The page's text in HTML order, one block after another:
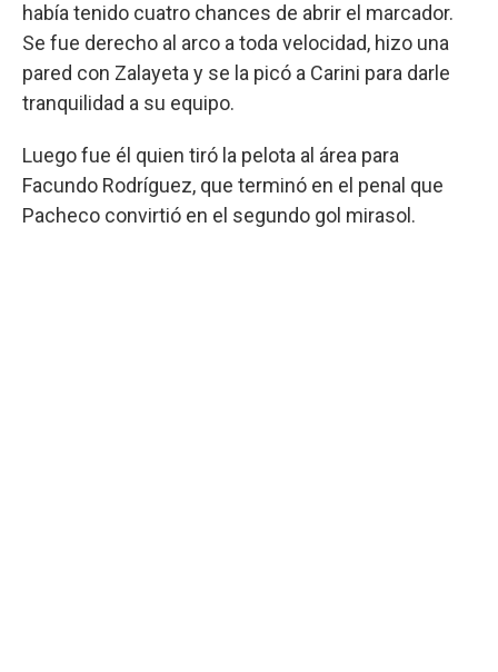
había tenido cuatro chances de abrir el marcador.
Se fue derecho al arco a toda velocidad, hizo una
pared con Zalayeta y se la picó a Carini para darle
tranquilidad a su equipo.
Luego fue él quien tiró la pelota al área para
Facundo Rodríguez, que terminó en el penal que
Pacheco convirtió en el segundo gol mirasol.